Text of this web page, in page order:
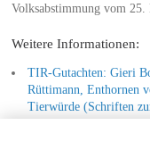
Volksabstimmung vom 25.
Weitere Informationen:
TIR-Gutachten: Gieri
Rüttimann, Enthornen
Tierwürde (Schriften
2011